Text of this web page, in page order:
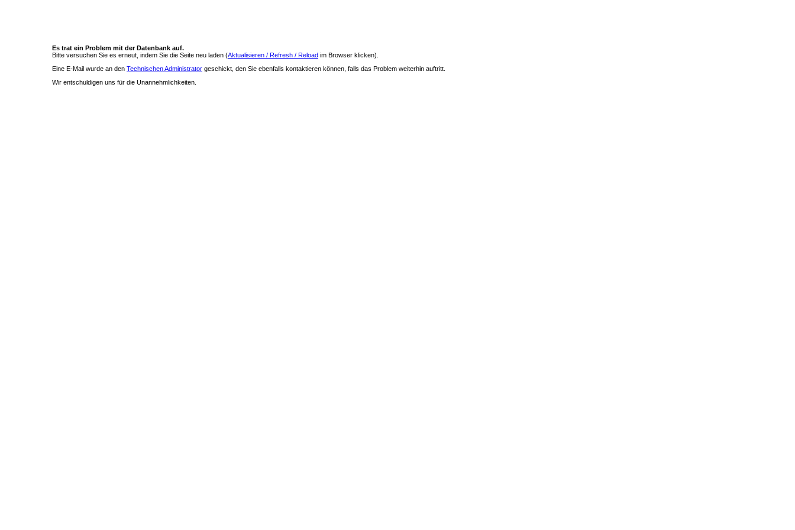
Es trat ein Problem mit der Datenbank auf.
Bitte versuchen Sie es erneut, indem Sie die Seite neu laden (Aktualisieren / Refresh / Reload im Browser klicken).
Eine E-Mail wurde an den Technischen Administrator geschickt, den Sie ebenfalls kontaktieren können, falls das Problem weiterhin auftritt.
Wir entschuldigen uns für die Unannehmlichkeiten.